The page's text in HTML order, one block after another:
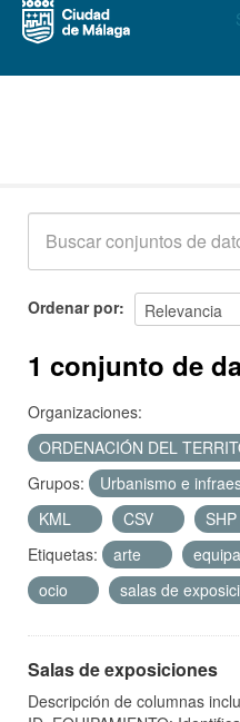
Acerca de
Ordenar por
1 conjunto de
Organizaciones:
ORDENACIÓN DEL
Grupos:
Urbanismo e
KML
CSV SHP
Etiquetas:
arte
ocio
salas de
Salas de exposiciones
Descripción de columnas